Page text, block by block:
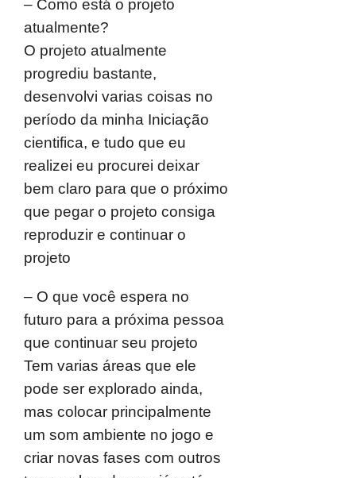
– Como está o projeto
atualmente?
O projeto atualmente
progrediu bastante,
desenvolvi varias coisas no
período da minha Iniciação
cientifica, e tudo que eu
realizei eu procurei deixar
bem claro para que o próximo
que pegar o projeto consiga
reproduzir e continuar o
projeto
– O que você espera no
futuro para a próxima pessoa
que continuar seu projeto
Tem varias áreas que ele
pode ser explorado ainda,
mas colocar principalmente
um som ambiente no jogo e
criar novas fases com outros